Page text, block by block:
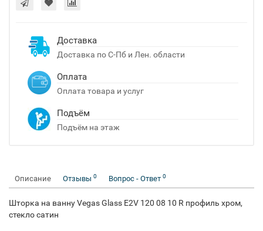
Доставка
Доставка по С-Пб и Лен. области
Оплата
Оплата товара и услуг
Подъём
Подъём на этаж
Описание Отзывы 0 Вопрос - Ответ 0
Шторка на ванну Vegas Glass E2V 120 08 10 R профиль хром,
стекло сатин